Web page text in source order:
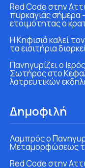
Red Code στην
πυρκαγιάς σήμερα
ετοιμότητας ο
Η Κηφισιά καλεί
τα εισιτήρια
Πανηγυρίζει ο
Σωτήρος στο
λατρευτικών
Δημοφιλή
Λαμπρός ο
Μεταμορφώσεως
Red Code στην